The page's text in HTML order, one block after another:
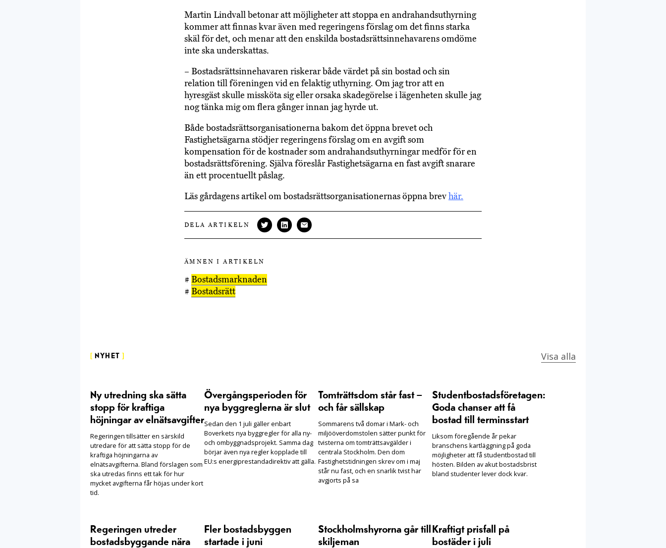
Martin Lindvall betonar att möjligheter att stoppa en andrahandsuthyrning
kommer att finnas kvar även med regeringens förslag om det finns starka
skäl för det, och menar att den enskilda bostadsrättsinnehavarens omdöme
inte ska underskattas.
– Bostadsrättsinnehavaren riskerar både värdet på sin bostad och sin
relation till föreningen vid en felaktig uthyrning. Om jag tror att en
hyresgäst skulle missköta sig eller orsaka skadegörelse i lägenheten skulle jag
nog tänka mig om flera gånger innan jag hyrde ut.
Både bostadsrättsorganisationerna bakom det öppna brevet och
Fastighetsägarna stödjer regeringens förslag om en avgift som
kompensation för de kostnader som andrahandsuthyrningar medför för en
bostadsrättsförening. Själva föreslår Fastighetsägarna en fast avgift snarare
än ett procentuellt påslag.
Läs gårdagens artikel om bostadsrättsorganisationernas öppna brevhär.
DELA ARTIKELN
ÄMNEN I ARTIKELN
# Bostadsmarknaden
# Bostadsrätt
NYHET Visa alla
Ny utredning ska sätta
stopp för kraftiga
höjningar av elnätsavgifter
Regeringen tillsätter en särskild
utredare för att sätta stopp för de
kraftiga höjningarna av
elnätsavgifterna. Bland förslagen som
ska utredas finns ett tak för hur
mycket avgifterna får höjas under kort
tid.
Övergångsperioden för
nya byggreglerna är slut
Sedan den 1 juli gäller enbart
Boverkets nya byggregler för alla ny-
och ombyggnadsprojekt. Samma dag
börjar även nya regler kopplade till
EU:s energiprestandadirektiv att gälla.
Tomträttsdom står fast –
och får sällskap
Sommarens två domar i Mark- och
miljööverdomstolen sätter punkt för
tvisterna om tomträttsavgälder i
centrala Stockholm. Den dom
Fastighetstidningen skrev om i maj
står nu fast, och en snarlik tvist har
avgjorts på sa
Studentbostadsföretagen:
Goda chanser att få
bostad till terminsstart
Liksom föregående år pekar
branschens kartläggning på goda
möjligheter att få studentbostad till
hösten. Bilden av akut bostadsbrist
bland studenter lever dock kvar.
Regeringen utreder
bostadsbyggande nära
Fler bostadsbyggen
startade i juni
Stockholmshyrorna går till
skiljeman
Kraftigt prisfall på
bostäder i juli